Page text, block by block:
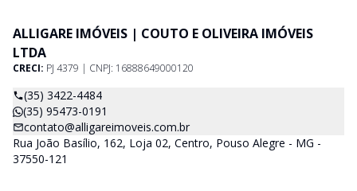
ALLIGARE IMÓVEIS | COUTO E OLIVEIRA IMÓVEIS
LTDA
CRECI: PJ 4379 | CNPJ: 16888649000120
(35) 3422-4484
(35) 95473-0191
contato@alligareimoveis.com.br
Rua João Basílio, 162, Loja 02, Centro, Pouso Alegre - MG -
37550-121